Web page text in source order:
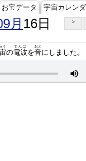
お宝データ 宇宙カレン
月 16日 >
う
の電波
でんぱ
を音
おと
にしました。